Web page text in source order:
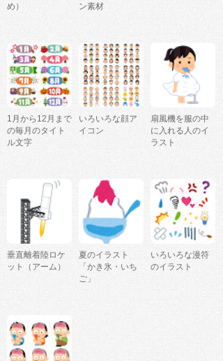
め）
ン素材
1月から12月まで
の毎月のタイト
ル文字
いろいろな顔ア
イコン
扇風機を服の中
に入れる人のイ
ラスト
垂直離着陸ロケ
ット（アーム）
夏のイラスト
「かき氷・いち
ご」
いろいろな漫符
のイラスト